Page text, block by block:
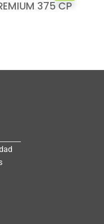
375 CP